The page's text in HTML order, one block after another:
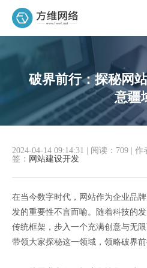
破界前行：探秘网
意疆
2024-04-14 09:14:31 阅读：709 作
签： 网站建设开发
在当今数字时代，网站作为企业品
发的重要性不言而喻。随着科技的
传统框架，步入一个充满创意与无
带领大家探秘这一领域，领略破界前